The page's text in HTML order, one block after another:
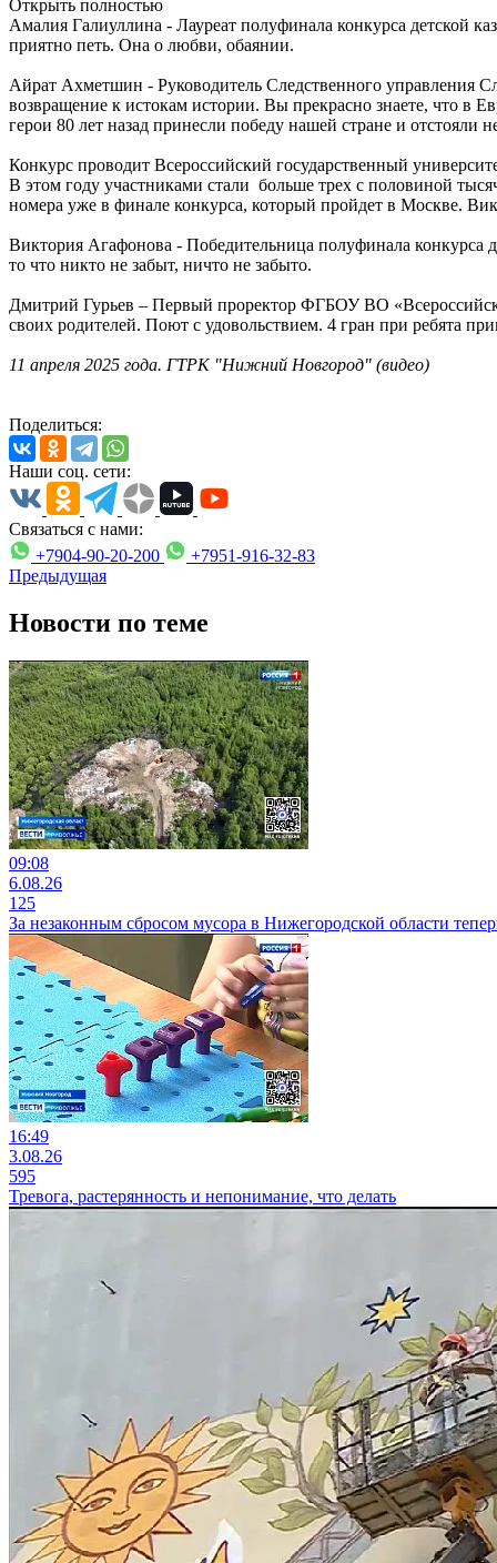
Открыть полностью
Амалия Галиуллина - Лауреат полуфинала конкурса детской
приятно петь. Она о любви, обаянии.
Айрат Ахметшин - Руководитель Следственного управления
возвращение к истокам истории. Вы прекрасно знаете, что в
герои 80 лет назад принесли победу нашей стране и отстояли
Конкурс проводит Всероссийский государственный
В этом году участниками стали больше трех с половиной
номера уже в финале конкурса, который пройдет в Москве.
Виктория Агафонова - Победительница полуфинала конкурса
то что никто не забыт, ничто не забыто.
Дмитрий Гурьев – Первый проректор ФГБОУ ВО
своих родителей. Поют с удовольствием. 4 гран при ребята
11 апреля 2025 года. ГТРК "Нижний Новгород" (видео)
Поделиться:
Наши соц. сети:
Связаться с нами:
+7904-90-20-200
+7951-916-32-83
Предыдущая
Новости по теме
09:08
6.08.26
125
За незаконным сбросом мусора в Нижегородской области
16:49
3.08.26
595
Тревога, растерянность и непонимание, что делать